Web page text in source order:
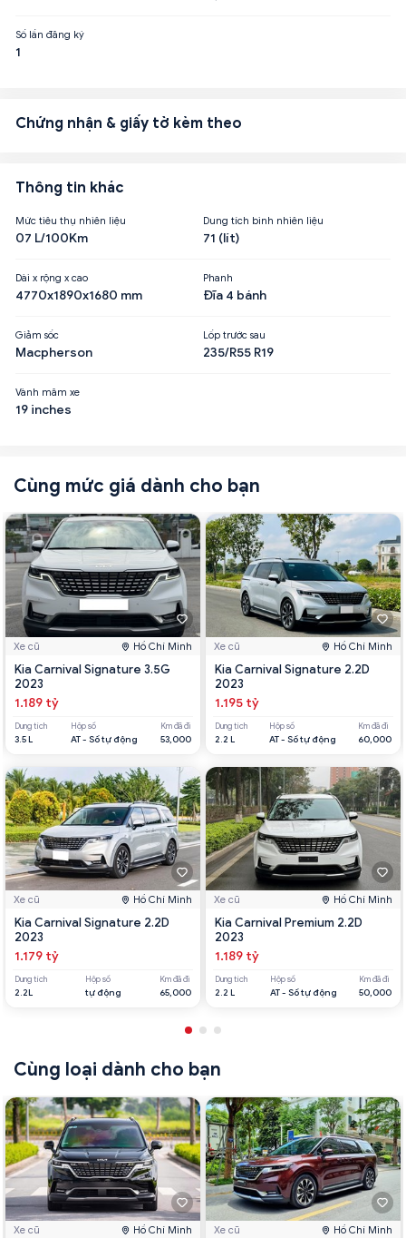
Số lần đăng ký
1
Chứng nhận & giấy tờ kèm theo
Thông tin khác
Mức tiêu thụ nhiên liệu
07 L/100Km
Dung tích bình nhiên liệu
71 (lít)
Dài x rộng x cao
4770x1890x1680 mm
Phanh
Đĩa 4 bánh
Giảm sốc
Macpherson
Lốp trước sau
235/R55 R19
Vành mâm xe
19 inches
Cùng mức giá dành cho bạn
Xe cũ Hồ Chí Minh
Kia Carnival Signature 3.5G
2023
1.189 tỷ
Dung tích
3.5 L
Hộp số
AT - Số tự động
Km đã đi
53,000
Xe cũ Hồ Chí Minh
Kia Carnival Signature 2.2D
2023
1.179 tỷ
Dung tích
2.2L
Hộp số
tự động
Km đã đi
65,000
Xe cũ Hồ Chí Minh
Kia Carnival Signature 2.2D
2023
1.195 tỷ
Dung tích
2.2 L
Hộp số
AT - Số tự động
Km đã đi
60,000
Xe cũ Hồ Chí Minh
Kia Carnival Premium 2.2D
2023
1.189 tỷ
Dung tích
2.2 L
Hộp số
AT - Số tự động
Km đã đi
50,000
Cùng loại dành cho bạn
Xe cũ Hồ Chí Minh Xe cũ Hồ Chí Minh